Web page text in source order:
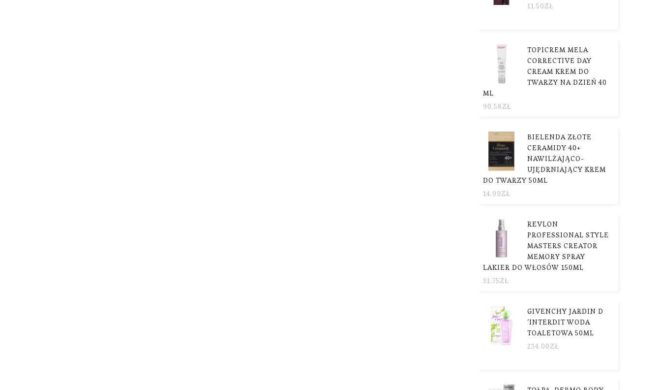
11.50ZŁ
TOPICREM MELA
CORRECTIVE DAY
CREAM KREM DO
TWARZY NA DZIEŃ 40
ML
90.58ZŁ
BIELENDA ZŁOTE
CERAMIDY 40+
NAWILŻAJĄCO-
UJĘDRNIAJĄCY KREM
DO TWARZY 50ML
14.99ZŁ
REVLON
PROFESSIONAL STYLE
MASTERS CREATOR
MEMORY SPRAY
LAKIER DO WŁOSÓW 150ML
31.75ZŁ
GIVENCHY JARDIN D
´INTERDIT WODA
TOALETOWA 50ML
234.00ZŁ